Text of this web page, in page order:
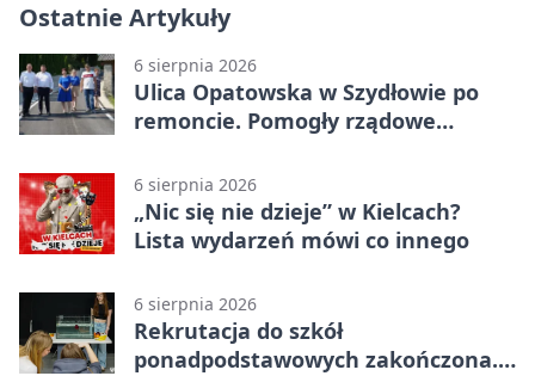
Ostatnie Artykuły
6 sierpnia 2026
Ulica Opatowska w Szydłowie po
remoncie. Pomogły rządowe
6 sierpnia 2026
„Nic się nie dzieje” w Kielcach?
Lista wydarzeń mówi co innego
6 sierpnia 2026
Rekrutacja do szkół
ponadpodstawowych zakończona.